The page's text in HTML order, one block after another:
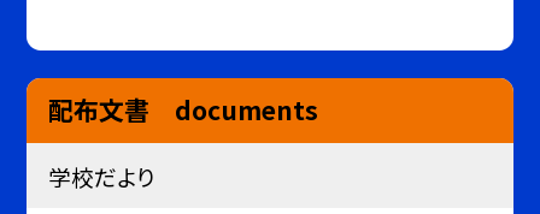
配布文書 documents
学校だより